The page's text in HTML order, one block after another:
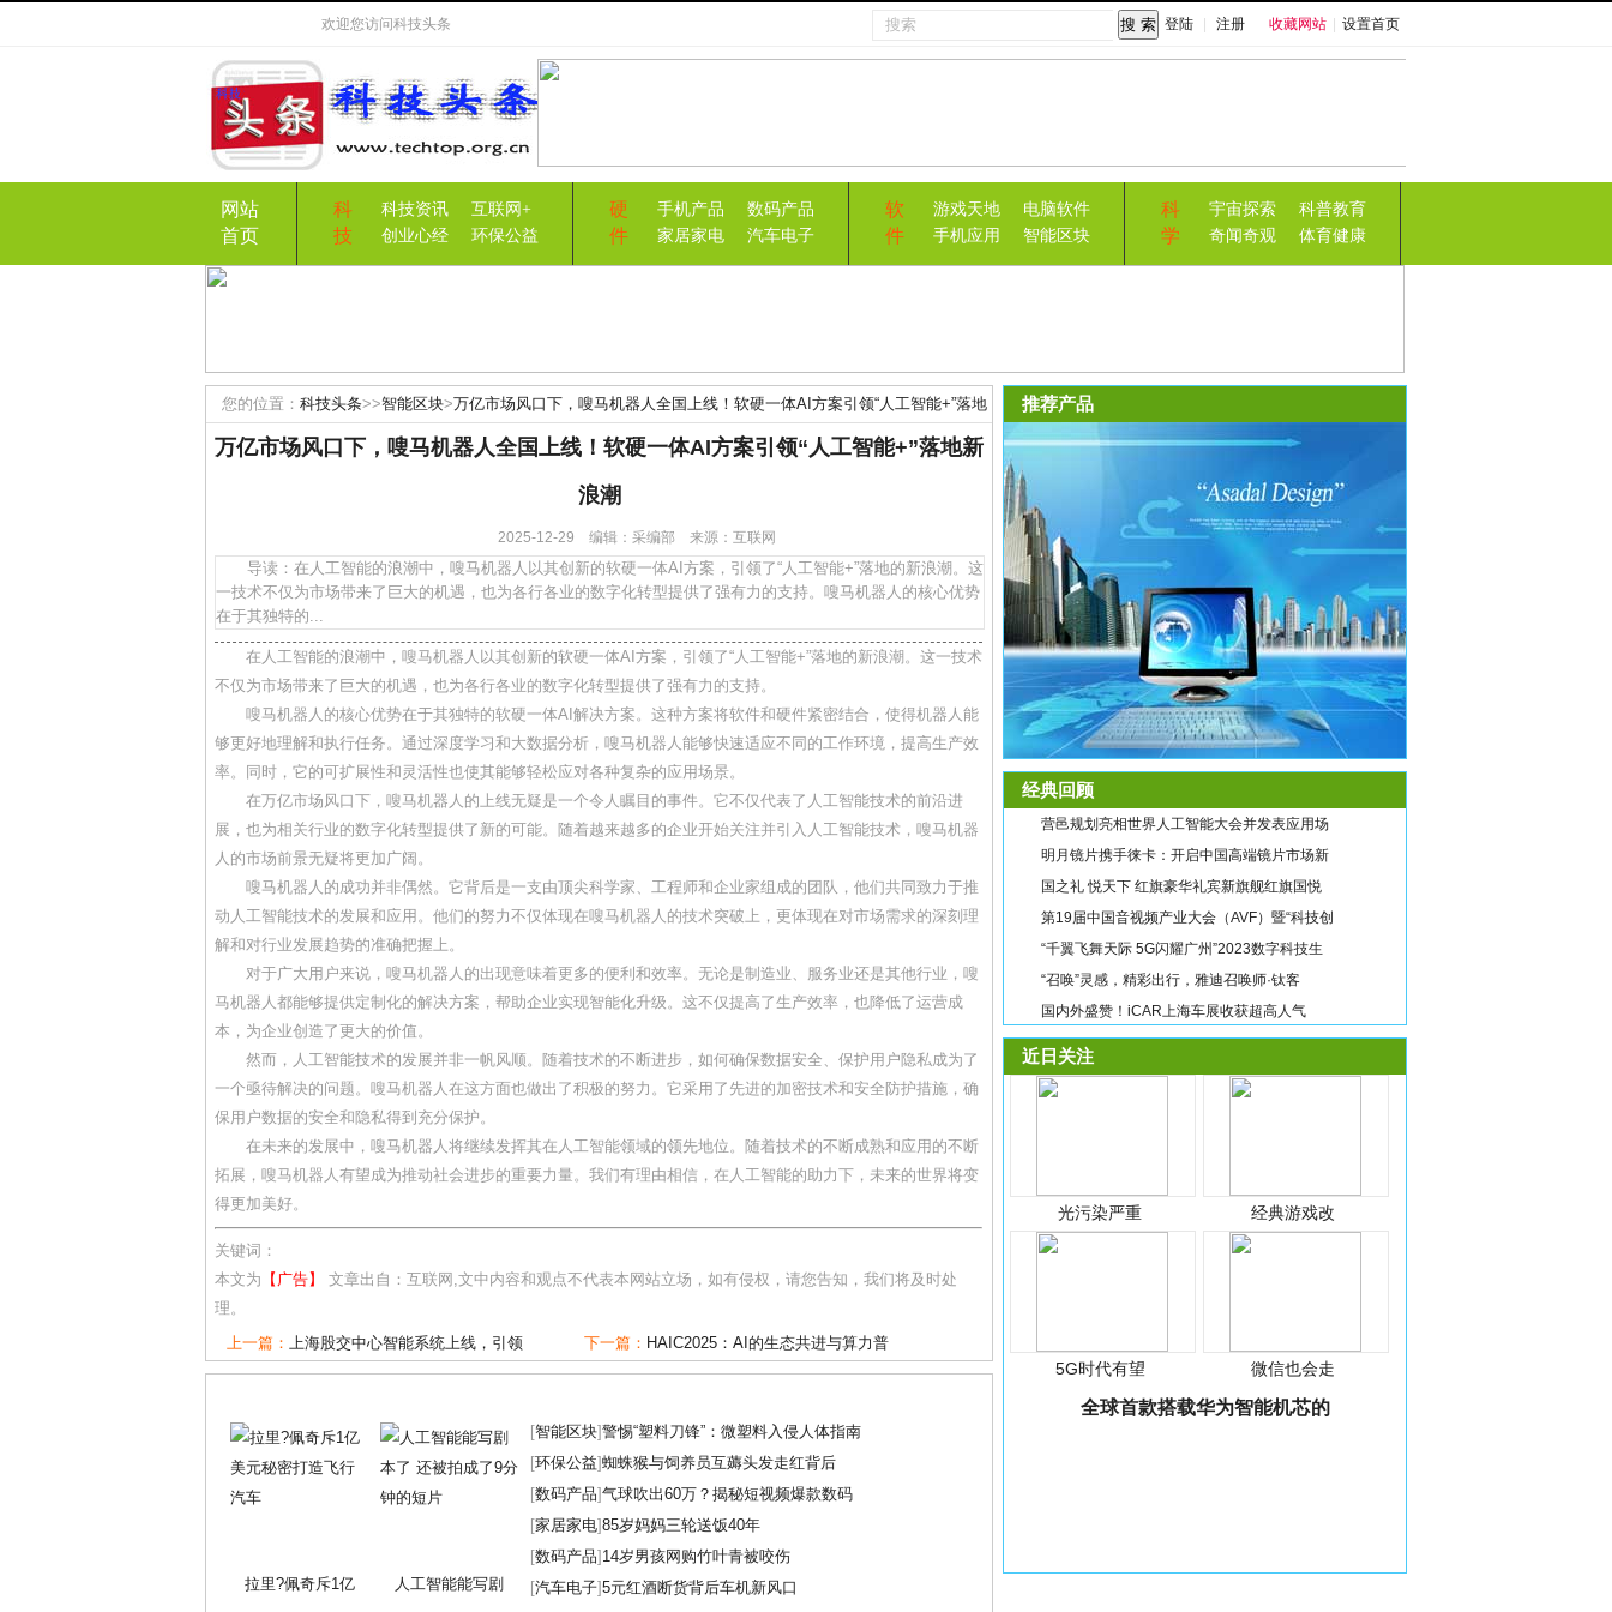
欢迎您访问科技头条 收藏网站 设置首页
登陆 注册
网站
首页
科
技
科技资讯
互联网+
创业心经
环保公益
硬
件
手机产品
数码产品
家居家电
汽车电子
软
件
游戏天地
电脑软件
手机应用
智能区块
科
学
宇宙探索
科普教育
奇闻奇观
体育健康
您的位置： 科技头条>>智能区块>万亿市场风口下，嗖马机器人全国上线！软硬一体AI方案引领“人工智能+”落地
新浪潮
万亿市场风口下，嗖马机器人全国上线！软硬一体AI方案引领“人工智能+”落地新
浪潮
2025-12-29 编辑：采编部 来源：互联网
导读：在人工智能的浪潮中，嗖马机器人以其创新的软硬一体AI方案，引领了“人工智能+”落地的新浪潮。这
一技术不仅为市场带来了巨大的机遇，也为各行各业的数字化转型提供了强有力的支持。嗖马机器人的核心优势
在于其独特的...
在人工智能的浪潮中，嗖马机器人以其创新的软硬一体AI方案，引领了“人工智能+”落地的新浪潮。这一技术
不仅为市场带来了巨大的机遇，也为各行各业的数字化转型提供了强有力的支持。
嗖马机器人的核心优势在于其独特的软硬一体AI解决方案。这种方案将软件和硬件紧密结合，使得机器人能
够更好地理解和执行任务。通过深度学习和大数据分析，嗖马机器人能够快速适应不同的工作环境，提高生产效
率。同时，它的可扩展性和灵活性也使其能够轻松应对各种复杂的应用场景。
在万亿市场风口下，嗖马机器人的上线无疑是一个令人瞩目的事件。它不仅代表了人工智能技术的前沿进
展，也为相关行业的数字化转型提供了新的可能。随着越来越多的企业开始关注并引入人工智能技术，嗖马机器
人的市场前景无疑将更加广阔。
嗖马机器人的成功并非偶然。它背后是一支由顶尖科学家、工程师和企业家组成的团队，他们共同致力于推
动人工智能技术的发展和应用。他们的努力不仅体现在嗖马机器人的技术突破上，更体现在对市场需求的深刻理
解和对行业发展趋势的准确把握上。
对于广大用户来说，嗖马机器人的出现意味着更多的便利和效率。无论是制造业、服务业还是其他行业，嗖
马机器人都能够提供定制化的解决方案，帮助企业实现智能化升级。这不仅提高了生产效率，也降低了运营成
本，为企业创造了更大的价值。
然而，人工智能技术的发展并非一帆风顺。随着技术的不断进步，如何确保数据安全、保护用户隐私成为了
一个亟待解决的问题。嗖马机器人在这方面也做出了积极的努力。它采用了先进的加密技术和安全防护措施，确
保用户数据的安全和隐私得到充分保护。
在未来的发展中，嗖马机器人将继续发挥其在人工智能领域的领先地位。随着技术的不断成熟和应用的不断
拓展，嗖马机器人有望成为推动社会进步的重要力量。我们有理由相信，在人工智能的助力下，未来的世界将变
得更加美好。
关键词：
本文为 【广告】
文章出自：互联网,文中内容和观点不代表本网站立场，如有侵权，请您告知，我们将及时处
理。
上一篇： 上海股交中心智能系统上线，引领 下一篇： HAIC2025：AI的生态共进与算力普
拉里?佩奇斥1亿 人工智能能写剧
[智能区块]警惕“塑料刀锋”：微塑料入侵人体指南
[环保公益]蜘蛛猴与饲养员互薅头发走红背后
[数码产品]气球吹出60万？揭秘短视频爆款数码
[家居家电]85岁妈妈三轮送饭40年
[数码产品] 14岁男孩网购竹叶青被咬伤
[汽车电子]5元红酒断货背后车机新风口
推荐产品
经典回顾
营邑规划亮相世界人工智能大会并发表应用场
明月镜片携手徕卡：开启中国高端镜片市场新
国之礼 悦天下 红旗豪华礼宾新旗舰红旗国悦
第19届中国音视频产业大会（AVF）暨“科技创
“千翼飞舞天际 5G闪耀广州”2023数字科技生
“召唤”灵感，精彩出行，雅迪召唤师·钛客
国内外盛赞！iCAR上海车展收获超高人气
近日关注
光污染严重 经典游戏改
5G时代有望 微信也会走
全球首款搭载华为智能机芯的